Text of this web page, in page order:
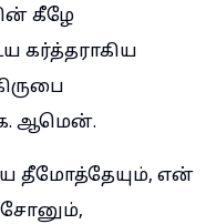
கீழே
கர்த்தராகிய
ஆமென்.
தீமோத்தேயும், என்